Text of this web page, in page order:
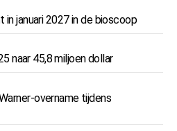
januari 2027 in de bioscoop
naar 45,8 miljoen dollar
overname tijdens